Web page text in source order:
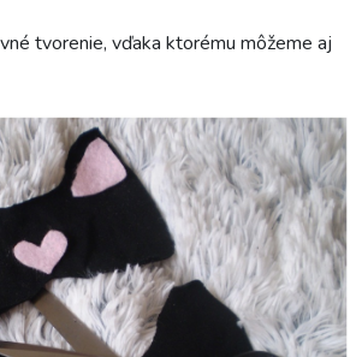
tvorenie, vďaka ktorému môžeme aj